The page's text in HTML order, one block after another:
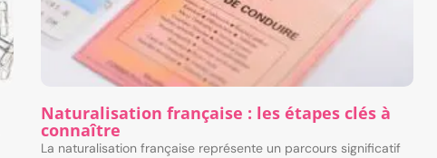
Naturalisation française : les étapes clés à
connaître
La naturalisation française représente un parcours significatif